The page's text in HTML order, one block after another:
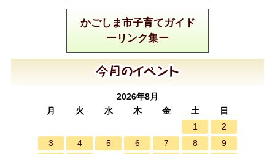
かごしま市子育てガイド
ーリンク集ー
2026年8月
月
火 水 木 金 土
日
1
2
3
4 5 6 7 8
9